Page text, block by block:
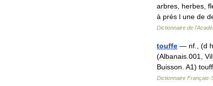
arbres herbes
à prés l une de
Dictionnaire de l'
touffe — nf ., (d
(Albanais 001
Buisson A1)
Dictionnaire Français-